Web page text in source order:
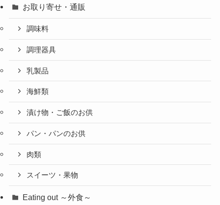
お取り寄せ・通販
調味料
調理器具
乳製品
海鮮類
漬け物・ご飯のお供
パン・パンのお供
肉類
スイーツ・果物
Eating out ～外食～